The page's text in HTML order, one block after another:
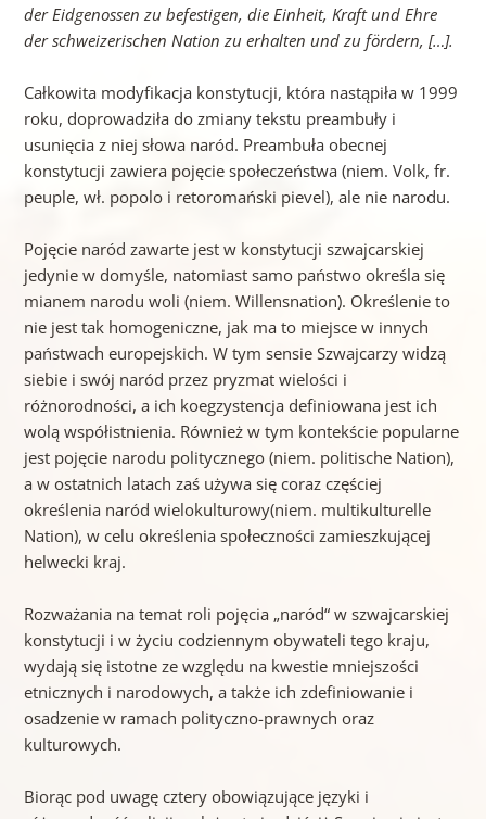
der Eidgenossen zu befestigen, die Einheit, Kraft und Ehre
der schweizerischen Nation zu erhalten und zu fördern, […].
Całkowita modyfikacja konstytucji, która nastąpiła w 1999
roku, doprowadziła do zmiany tekstu preambuły i
usunięcia z niej słowa naród. Preambuła obecnej
konstytucji zawiera pojęcie społeczeństwa (niem. Volk, fr.
peuple, wł. popolo i retoromański pievel), ale nie narodu.
Pojęcie naród zawarte jest w konstytucji szwajcarskiej
jedynie w domyśle, natomiast samo państwo określa się
mianem narodu woli (niem. Willensnation). Określenie to
nie jest tak homogeniczne, jak ma to miejsce w innych
państwach europejskich. W tym sensie Szwajcarzy widzą
siebie i swój naród przez pryzmat wielości i
różnorodności, a ich koegzystencja definiowana jest ich
wolą współistnienia. Również w tym kontekście popularne
jest pojęcie narodu politycznego (niem. politische Nation),
a w ostatnich latach zaś używa się coraz częściej
określenia naród wielokulturowy(niem. multikulturelle
Nation), w celu określenia społeczności zamieszkującej
helwecki kraj.
Rozważania na temat roli pojęcia „naród“ w szwajcarskiej
konstytucji i w życiu codziennym obywateli tego kraju,
wydają się istotne ze względu na kwestie mniejszości
etnicznych i narodowych, a także ich zdefiniowanie i
osadzenie w ramach polityczno-prawnych oraz
kulturowych.
Biorąc pod uwagę cztery obowiązujące języki i